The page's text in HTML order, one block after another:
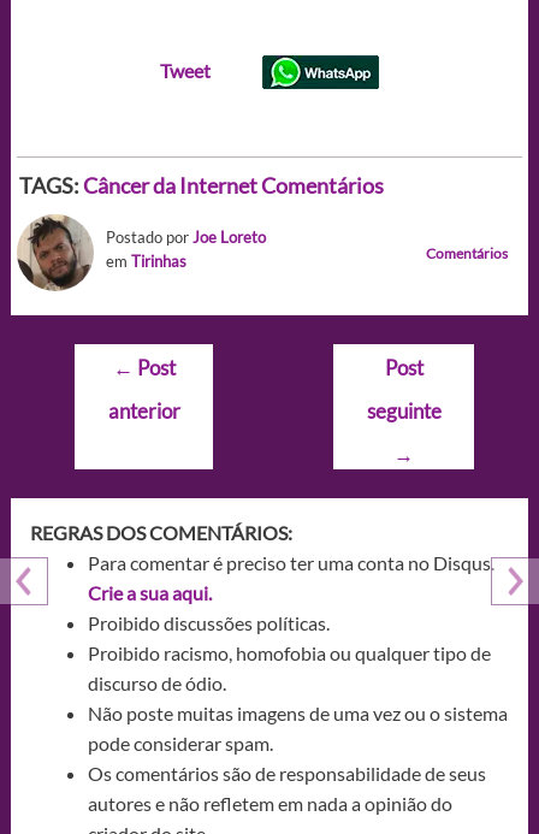
Tweet
TAGS:Câncer da InternetComentários
Postado porJoe Loreto
em Tirinhas Comentários
Navegação
Post
← Post
anterior
Post
seguinte
→
REGRAS DOS COMENTÁRIOS:
Para comentar é preciso ter uma conta no Disqus.
Crie a sua aqui.
Proibido discussões políticas.
Proibido racismo, homofobia ou qualquer tipo de
discurso de ódio.
Não poste muitas imagens de uma vez ou o sistema
pode considerar spam.
Os comentários são de responsabilidade de seus
autores e não refletem em nada a opinião do